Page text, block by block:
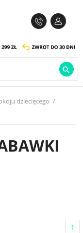

dziecięcego
1